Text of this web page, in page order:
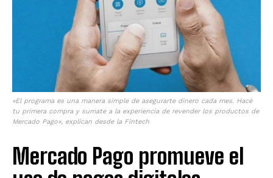
«El programa es una manera simple de asegurarte dinero cada mes. Hacé
tu primera compra y sumate a la experiencia de revender los productos de
Mercado Pago», explican desde la Fintech
Mercado Pago promueve el